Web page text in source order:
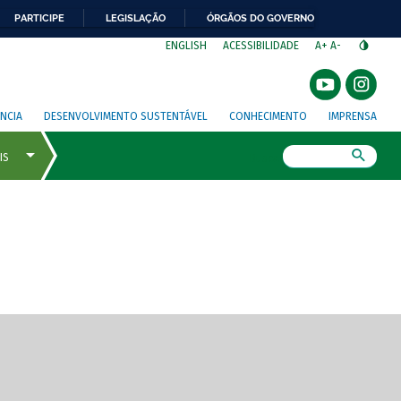
PARTICIPE LEGISLAÇÃO ÓRGÃOS DO GOVERNO
ENGLISH ACESSIBILIDADE A+ A-
DESENVOLVIMENTO SUSTENTÁVEL CONHECIMENTO IMPRENSA
de tela